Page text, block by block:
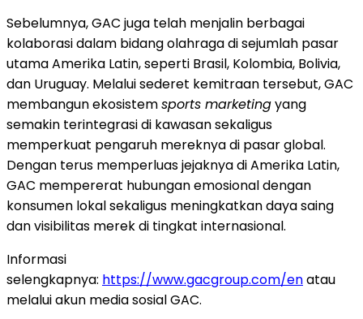
Sebelumnya, GAC juga telah menjalin berbagai
kolaborasi dalam bidang olahraga di sejumlah pasar
utama Amerika Latin, seperti Brasil, Kolombia, Bolivia,
dan Uruguay. Melalui sederet kemitraan tersebut, GAC
membangun ekosistemsports marketingyang
semakin terintegrasi di kawasan sekaligus
memperkuat pengaruh mereknya di pasar global.
Dengan terus memperluas jejaknya di Amerika Latin,
GAC mempererat hubungan emosional dengan
konsumen lokal sekaligus meningkatkan daya saing
dan visibilitas merek di tingkat internasional.
Informasi
selengkapnya: https://www.gacgroup.com/enatau
melalui akun media sosial GAC.